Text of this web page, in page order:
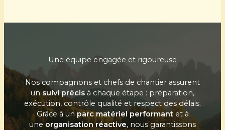
Une équipe engagée et rigoureuse
Nos compagnons et chefs de chantier assurent
un suivi précis à chaque étape : préparation,
exécution, contrôle qualité et respect des délais.
Grâce à un parc matériel performantet à
une organisation réactive, nous garantissons